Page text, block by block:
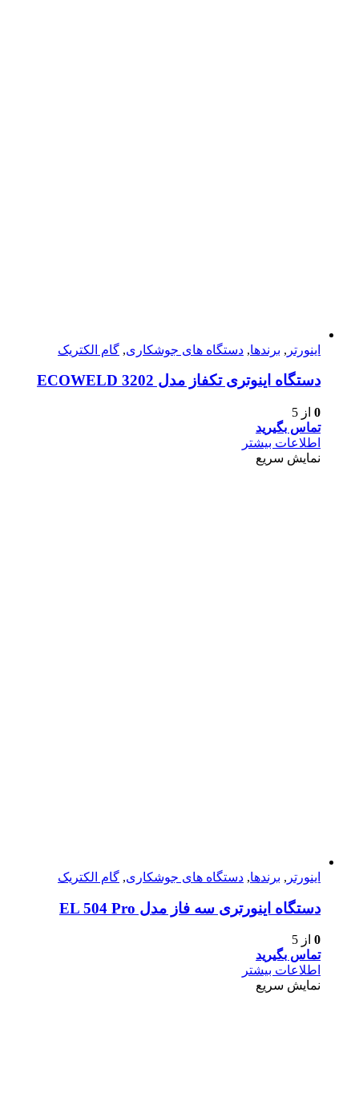
اینورتر , برندها, دستگاه های جوشکاری, گام الکتریک
دستگاه اینوتری تکفاز مدل ECOWELD 3202
0 از 5
تماس بگیرید
اطلاعات بیشتر
نمایش سریع
اینورتر , برندها, دستگاه های جوشکاری, گام الکتریک
دستگاه اینورتری سه فاز مدل EL 504 Pro
0 از 5
تماس بگیرید
اطلاعات بیشتر
نمایش سریع